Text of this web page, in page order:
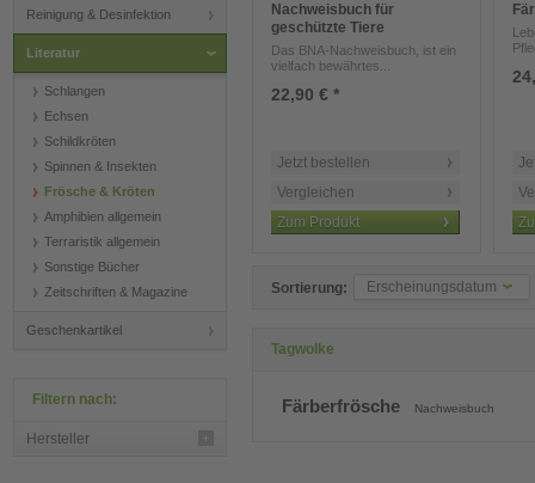
Reinigung & Desinfektion
Literatur
Schlangen
Echsen
Schildkröten
Spinnen & Insekten
Frösche & Kröten
Amphibien allgemein
Terraristik allgemein
Sonstige Bücher
Zeitschriften & Magazine
Geschenkartikel
Filtern nach:
Hersteller
Nachweisbuch für
geschützte Tiere
Das BNA-Nachweisbuch, ist ein
vielfach bewährtes...
22,90 € *
Jetzt bestellen
Vergleichen
Zum Produkt
Sortierung: Erscheinungsdatum
Tagwolke
Färberfrösche Nachweisbuch